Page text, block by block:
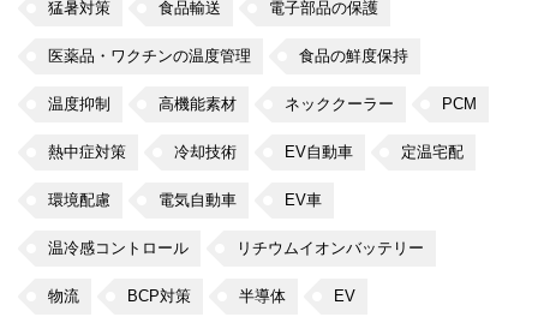
猛暑対策 食品輸送 電子部品の保護
医薬品・ワクチンの温度管理 食品の鮮度保持
温度抑制 高機能素材 ネッククーラー PCM
熱中症対策 冷却技術 EV自動車 定温宅配
環境配慮 電気自動車 EV車
温冷感コントロール リチウムイオンバッテリー
物流 BCP対策 半導体 EV